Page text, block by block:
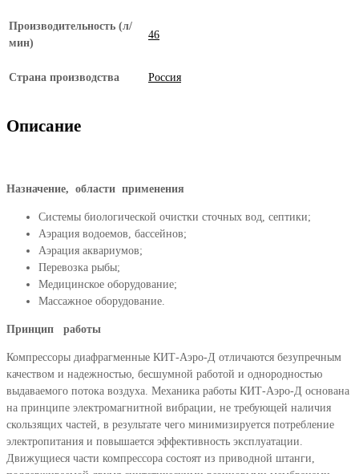
Производительность (л/
мин)
46
Страна производства Россия
Описание
Назначение, области применения
Системы биологической очистки сточных вод, септики;
Аэрация водоемов, бассейнов;
Аэрация аквариумов;
Перевозка рыбы;
Медицинское оборудование;
Массажное оборудование.
Принцип работы
Компрессоры диафрагменные КИТ-Аэро-Д отличаются безупречным
качеством и надеж­ностью, бесшумной работой и однородностью
выдаваемого потока воздуха. Механика работы КИТ-Аэро-Д основана
на принципе электромагнитной вибрации, не требующей наличия
скользящих частей, в результате чего минимизируется потребление
электропитания и повышается эффективность эксплуатации.
Движущиеся части компрессо­ра состоят из приводной штанги,